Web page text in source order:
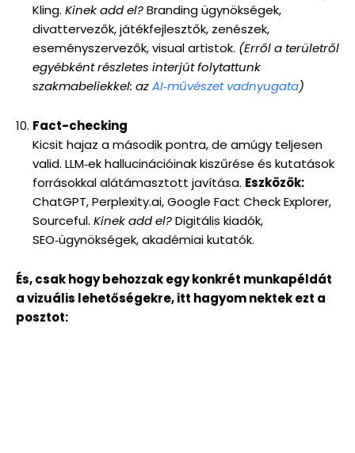
Kling. Kinek add el?Branding ügynökségek,
divattervezők, játékfejlesztők, zenészek,
eseményszervezők, visual artistok. (Erről a területről
egyébként részletes interjút folytattunk
szakmabeliekkel: azAI‑művészet vadnyugata)
Fact-checking
Kicsit hajaz a második pontra, de amúgy teljesen
valid. LLM‑ek hallucinációinak kiszűrése és kutatások
forrásokkal alátámasztott javítása. Eszközök:
ChatGPT, Perplexity.ai, Google Fact Check Explorer,
Sourceful. Kinek add el?Digitális kiadók,
SEO‑ügynökségek, akadémiai kutatók.
És, csak hogy behozzak egy konkrét munkapéldát
a vizuális lehetőségekre, itt hagyom nektek ezt a
posztot: